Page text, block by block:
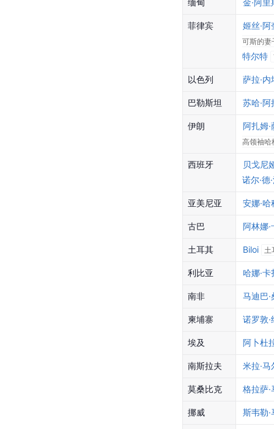
菲律宾 姬丝·阿
可斯的妻
特尔特
以色列 萨拉·
巴勒斯坦 苏哈·
伊朗 阿扎姆·
高领袖哈
西班牙
贝戈尼
诺尔·德
亚美尼亚 安娜·
古巴 阿林娜
土耳其 Biloi 土
利比亚 哈娜·卡
南非 马迪巴
柬埔寨 诺罗敦
埃及 阿卜杜
南斯拉夫 米拉·
莫桑比克 格拉萨
挪威 斯韦勒